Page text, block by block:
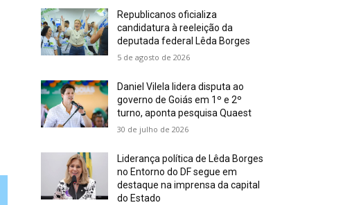
Republicanos oficializa
candidatura à reeleição da
deputada federal Lêda Borges
5 de agosto de 2026
Daniel Vilela lidera disputa ao
governo de Goiás em 1º e 2º
turno, aponta pesquisa Quaest
30 de julho de 2026
Liderança política de Lêda Borges
no Entorno do DF segue em
destaque na imprensa da capital
do Estado